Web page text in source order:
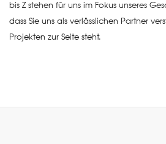
bis Z stehen für uns im Fokus unseres
dass Sie uns als verlässlichen Partner
Projekten zur Seite steht.